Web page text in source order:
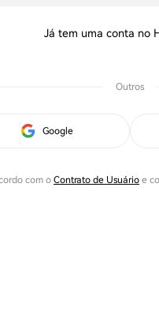
Já tem uma conta no
Outros
Google
com o Contrato de Usuário e